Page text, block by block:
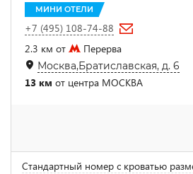
МИНИ ОТЕЛИ
+7 (495) 108-74-88
2.3 км от
Перерва
Москва,Братиславская, д. 6
13 км от центра МОСКВА
Стандартный номер с кроватью